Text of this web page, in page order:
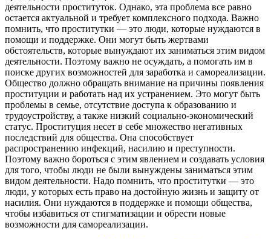
деятельности проституток. Однако, эта проблема все равно
остается актуальной и требует комплексного подхода. Важно
помнить, что проститутки — это люди, которые нуждаются в
помощи и поддержке. Они могут быть жертвами
обстоятельств, которые вынуждают их заниматься этим видом
деятельности. Поэтому важно не осуждать, а помогать им в
поиске других возможностей для заработка и самореализации.
Общество должно обращать внимание на причины появления
проституции и работать над их устранением. Это могут быть
проблемы в семье, отсутствие доступа к образованию и
трудоустройству, а также низкий социально-экономический
статус. Проституция несет в себе множество негативных
последствий для общества. Она способствует
распространению инфекций, насилию и преступности.
Поэтому важно бороться с этим явлением и создавать условия
для того, чтобы люди не были вынуждены заниматься этим
видом деятельности. Надо помнить, что проститутки — это
люди, у которых есть право на достойную жизнь и защиту от
насилия. Они нуждаются в поддержке и помощи общества,
чтобы избавиться от стигматизации и обрести новые
возможности для самореализации.